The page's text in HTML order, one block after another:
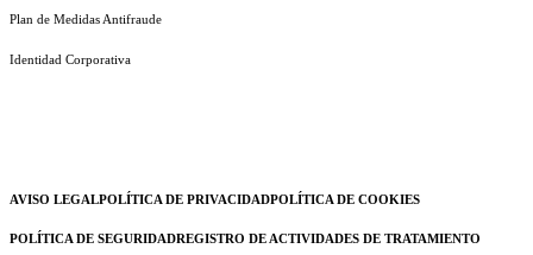
Plan de Medidas Antifraude
Identidad Corporativa
AVISO LEGALPOLÍTICA DE PRIVACIDADPOLÍTICA DE COOKIES
POLÍTICA DE SEGURIDADREGISTRO DE ACTIVIDADES DE TRATAMIENTO